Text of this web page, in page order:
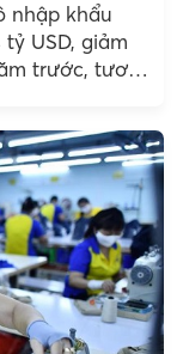
nhập khẩu
USD, giảm
trước, tương